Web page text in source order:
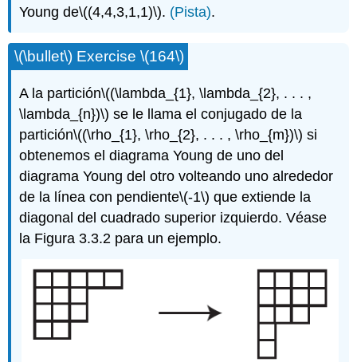
Young de\((4,4,3,1,1)\). (Pista).
\(\bullet\) Exercise\(164\)
A la partición\((\lambda_{1}, \lambda_{2}, . . . ,
\lambda_{n})\) se le llama el conjugado de la
partición\((\rho_{1}, \rho_{2}, . . . , \rho_{m})\) si
obtenemos el diagrama Young de uno del
diagrama Young del otro volteando uno alrededor
de la línea con pendiente\(-1\) que extiende la
diagonal del cuadrado superior izquierdo. Véase
la Figura 3.3.2 para un ejemplo.